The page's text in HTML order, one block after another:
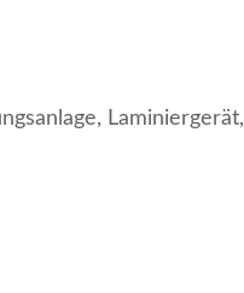
Laminiergerät,